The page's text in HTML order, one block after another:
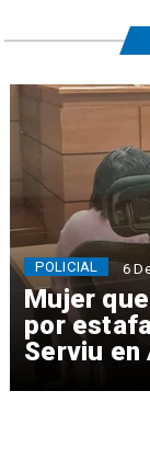
Mujer
por
Serviu
POLICIAL 6